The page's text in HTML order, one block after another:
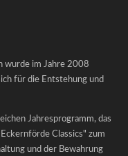
wurde im Jahre 2008
für die Entstehung und
Jahresprogramm, das
Classics" zum
und der Bewahrung